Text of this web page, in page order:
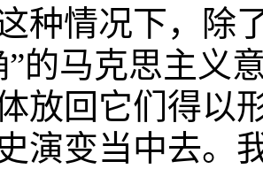
情况下，除了
”的马克思主义
放回它们得以
演变当中去。